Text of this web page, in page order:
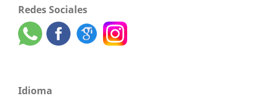
Redes Sociales
Idioma